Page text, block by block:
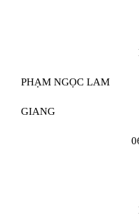
PHẠM NGỌC LAM
GIANG